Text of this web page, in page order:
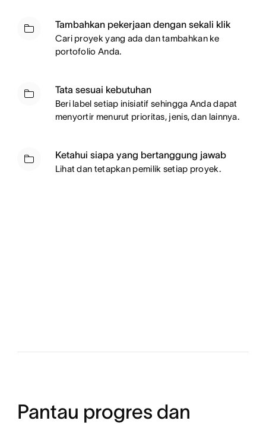
Tambahkan pekerjaan dengan sekali klik
Cari proyek yang ada dan tambahkan ke
portofolio Anda.
Tata sesuai kebutuhan
Beri label setiap inisiatif sehingga Anda dapat
menyortir menurut prioritas, jenis, dan lainnya.
Ketahui siapa yang bertanggung jawab
Lihat dan tetapkan pemilik setiap proyek.
Pantau progres dan